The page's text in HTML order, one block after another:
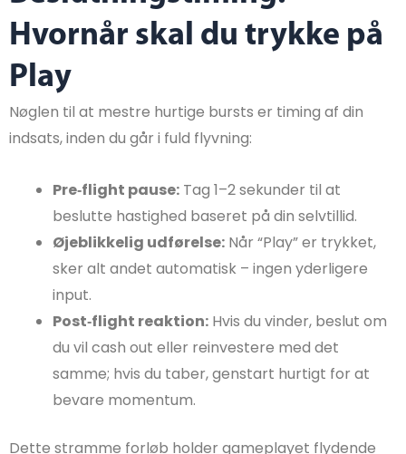
Hvornår skal du trykke på
Play
Nøglen til at mestre hurtige bursts er timing af din
indsats, inden du går i fuld flyvning:
Pre‑flight pause: Tag 1–2 sekunder til at
beslutte hastighed baseret på din selvtillid.
Øjeblikkelig udførelse: Når “Play” er trykket,
sker alt andet automatisk – ingen yderligere
input.
Post‑flight reaktion: Hvis du vinder, beslut om
du vil cash out eller reinvestere med det
samme; hvis du taber, genstart hurtigt for at
bevare momentum.
Dette stramme forløb holder gameplayet flydende